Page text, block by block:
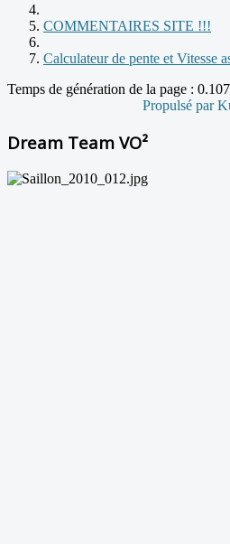
COMMENTAIRES SITE !!!
Calculateur de pente et Vitesse
Temps de génération de la page :
Propulsé par
Dream Team VO²